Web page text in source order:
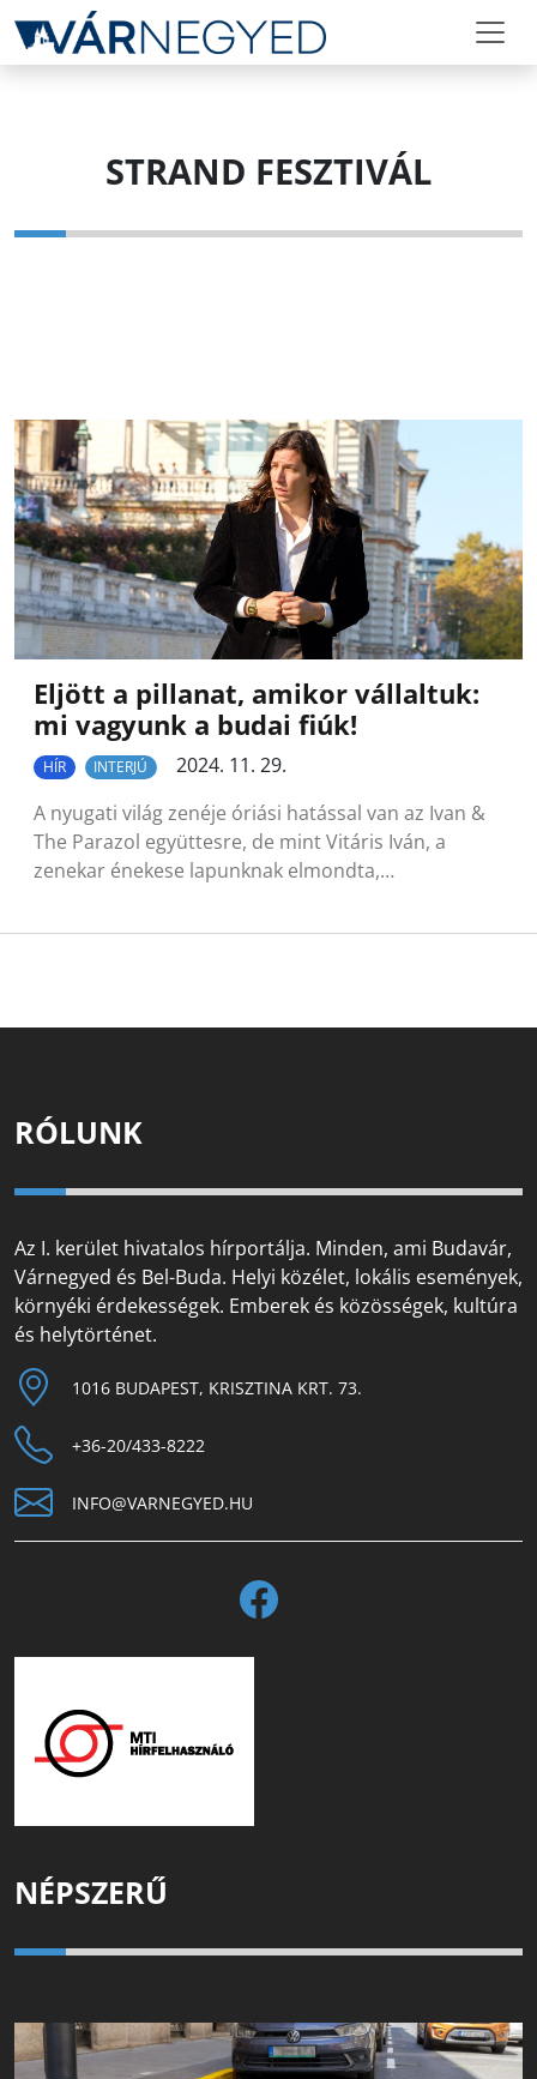
STRAND FESZTIVÁL
Eljött a pillanat, amikor vállaltuk:
mi vagyunk a budai fiúk!
HÍR INTERJÚ
2024. 11. 29.
A nyugati világ zenéje óriási hatással van az Ivan &
The Parazol együttesre, de mint Vitáris Iván, a
zenekar énekese lapunknak elmondta,…
RÓLUNK
Az I. kerület hivatalos hírportálja. Minden, ami Budavár,
Várnegyed és Bel-Buda. Helyi közélet, lokális események,
környéki érdekességek. Emberek és közösségek, kultúra
és helytörténet.
1016 BUDAPEST, KRISZTINA KRT. 73.
+36-20/433-8222
INFO@VARNEGYED.HU
NÉPSZERŰ